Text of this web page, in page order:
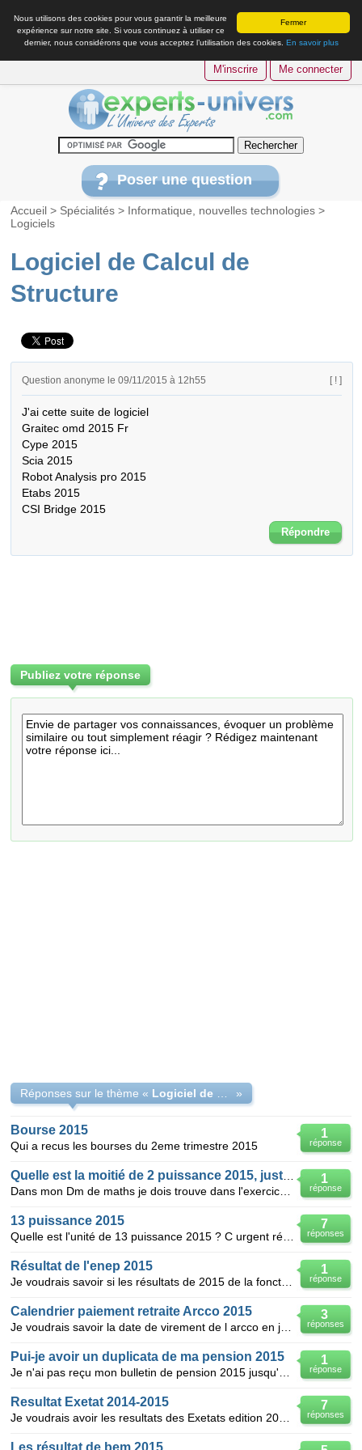
Fermer
Nous utilisons des cookies pour vous garantir la meilleure
expérience sur notre site. Si vous continuez à utiliser ce
dernier, nous considérons que vous acceptez l’utilisation des cookies. En savoir plus
M'inscrire Me connecter
Poser une question
Accueil > Spécialités > Informatique, nouvelles technologies >
Logiciels
Logiciel de Calcul de
Structure
Question anonyme le 09/11/2015 à 12h55 [ ! ]
J'ai cette suite de logiciel
Graitec omd 2015 Fr
Cype 2015
Scia 2015
Robot Analysis pro 2015
Etabs 2015
CSI Bridge 2015
Répondre
Publiez votre réponse
Réponses sur le thème « »
1
réponse
Bourse 2015
Qui a recus les bourses du 2eme trimestre 2015
1
réponse
7
réponses
13 puissance 2015
1
réponse
Résultat de l'enep 2015
3
réponses
Calendrier paiement retraite Arcco 2015
1
réponse
Pui-je avoir un duplicata de ma pension 2015
7
réponses
Resultat Exetat 2014-2015
Les résultat de bem 2015